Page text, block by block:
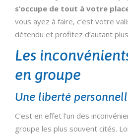
s’occupe de tout à votre
vous ayez à faire, c’est votre
détendu et profitez d’autant
Les
en groupe
Une liberté
C’est en effet l’un des
groupe les plus souvent cités.